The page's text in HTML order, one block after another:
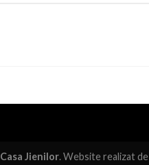
Casa Jienilor. Website realizat de